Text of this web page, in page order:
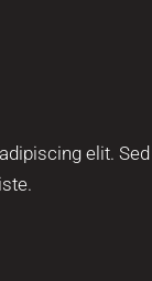
elit. Sed